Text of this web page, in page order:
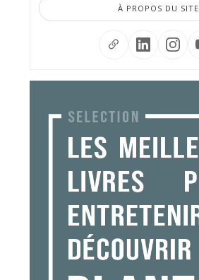
À PROPOS DU SITE